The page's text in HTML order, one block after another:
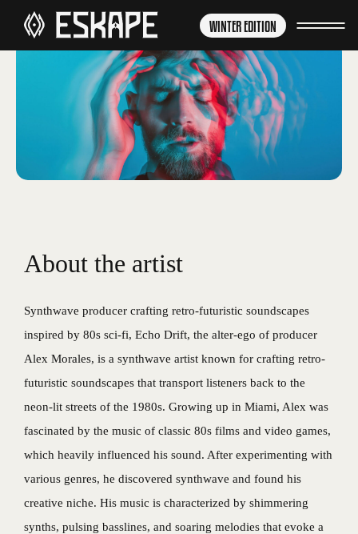
WINTER EDITION
About the artist
Synthwave producer crafting retro-futuristic soundscapes
inspired by 80s sci-fi, Echo Drift, the alter-ego of producer
Alex Morales, is a synthwave artist known for crafting retro-
futuristic soundscapes that transport listeners back to the
neon-lit streets of the 1980s. Growing up in Miami, Alex was
fascinated by the music of classic 80s films and video games,
which heavily influenced his sound. After experimenting with
various genres, he discovered synthwave and found his
creative niche. His music is characterized by shimmering
synths, pulsing basslines, and soaring melodies that evoke a